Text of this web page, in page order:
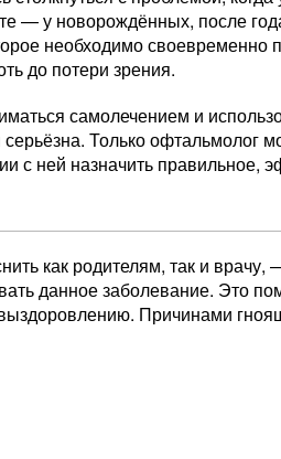
— у новорождённых, после
необходимо своевременно
до потери зрения.
самолечением и
Только офтальмолог
с ней назначить правильное,
как родителям, так и врачу,
данное заболевание. Это
Причинами